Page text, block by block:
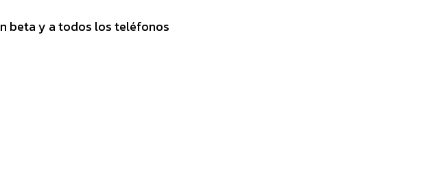
beta y a todos los teléfonos